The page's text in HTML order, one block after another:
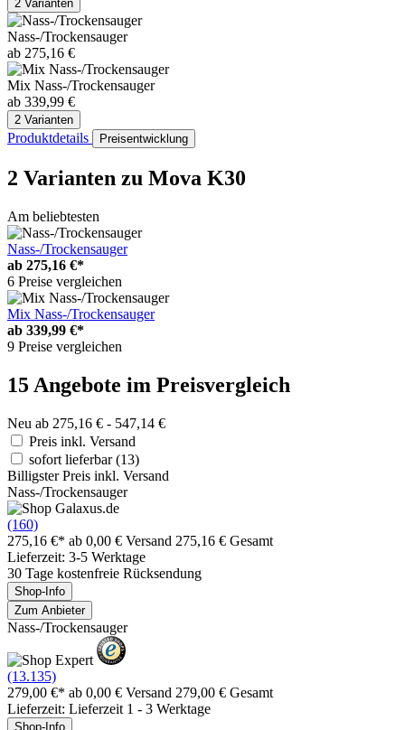
2 Varianten
Nass-/Trockensauger
ab 275,16 €
Mix Nass-/Trockensauger
ab 339,99 €
2 Varianten
Produktdetails Preisentwicklung
2 Varianten zu Mova K30
Am beliebtesten
Nass-/Trockensauger
ab 275,16 €*
6 Preise vergleichen
Mix Nass-/Trockensauger
ab 339,99 €*
9 Preise vergleichen
15 Angebote im Preisvergleich
Neu ab 275,16 € - 547,14 €
Preis inkl. Versand
sofort lieferbar(13)
Billigster Preis inkl. Versand
Nass-/Trockensauger
(160)
275,16 €* ab 0,00 € Versand 275,16 € Gesamt
Lieferzeit: 3-5 Werktage
30 Tage kostenfreie Rücksendung
Shop-Info
Zum Anbieter
Nass-/Trockensauger
(13.135)
279,00 €* ab 0,00 € Versand 279,00 € Gesamt
Lieferzeit: Lieferzeit 1 - 3 Werktage
Shop-Info